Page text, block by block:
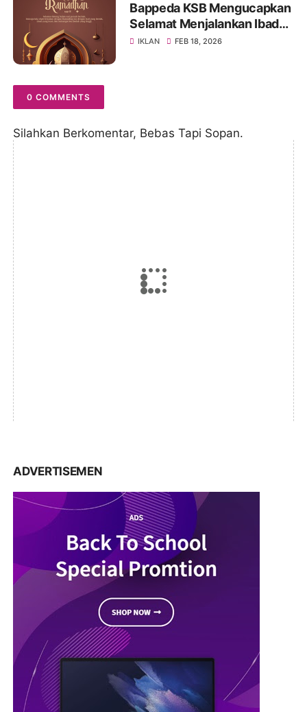
Bappeda KSB Mengucapkan
Selamat Menjalankan Ibadah
Puasa 1447 H
IKLAN FEB 18, 2026
0 COMMENTS
Silahkan Berkomentar, Bebas Tapi Sopan.
ADVERTISEMEN